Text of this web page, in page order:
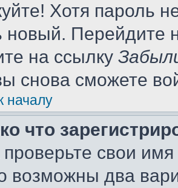
Хотя пароль
новый. Перейдите
на ссылку
снова сможете
началу
что
свои
возможны два